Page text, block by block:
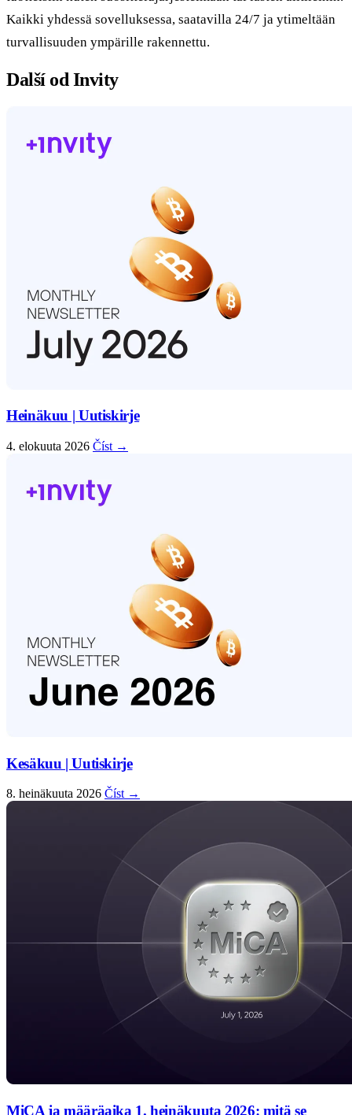
Kaikki yhdessä sovelluksessa, saatavilla 24/7 ja ytimeltään
turvallisuuden ympärille rakennettu.
Další od Invity
Heinäkuu | Uutiskirje
4. elokuuta 2026 Číst →
Kesäkuu | Uutiskirje
8. heinäkuuta 2026 Číst →
MiCA ja määräaika 1. heinäkuuta 2026: mitä se